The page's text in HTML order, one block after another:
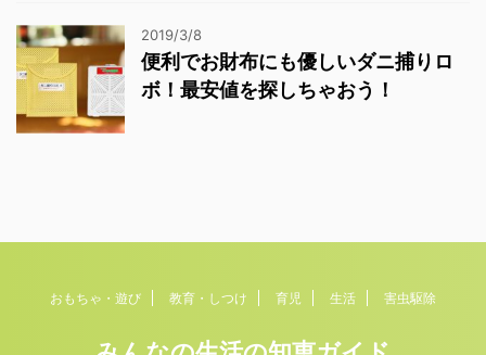
2019/3/8
便利でお財布にも優しいダニ捕りロ
ボ！最安値を探しちゃおう！
おもちゃ・遊び 教育・しつけ 育児 生活 害虫駆除